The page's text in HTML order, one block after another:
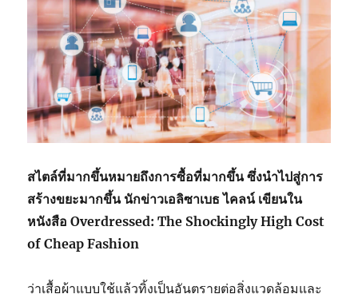
สไตล์ที่มากขึ้นหมายถึงการซื้อที่มากขึ้น ซึ่งนำไปสู่การ
สร้างขยะมากขึ้น นักข่าวเอลิซาเบธ ไคลน์ เขียนใน
หนังสือ Overdressed: The Shockingly High Cost
of Cheap Fashion
ว่าเสื้อผ้าแบบใช้แล้วทิ้งเป็นอันตรายต่อสิ่งแวดล้อมและ